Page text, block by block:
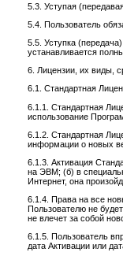
5.3. Уступая
5.4. Пользователь
5.5. Уступка
устанавливается
6. Лицензии, их
6.1. Стандартная
6.1.1. Стандартная
использование
6.1.2. Стандартная
информации о новых
6.1.3. Активация
на ЭВМ; (б) в
Интернет, она
6.1.4. Права на все
Пользователю не
не влечет за собой
6.1.5. Пользователь
дата Активации или